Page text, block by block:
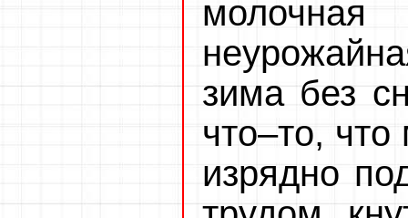
зима без
что–то,
изрядно